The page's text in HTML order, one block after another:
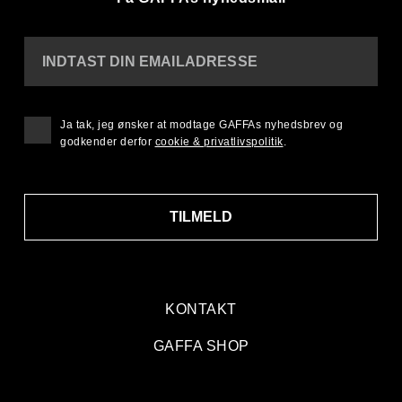
KONTAKT
GAFFA SHOP
INDTAST DIN EMAILADRESSE
TILMELD
Ja tak, jeg ønsker at modtage GAFFAs nyhedsbrev og
godkender derfor cookie & privatlivspolitik.